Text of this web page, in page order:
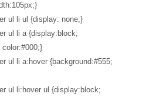
ul li ul {display: none;}
ul li a {display:block;
color:#000;}
ul li a:hover {background:#555;
ul li:hover ul {display:block;